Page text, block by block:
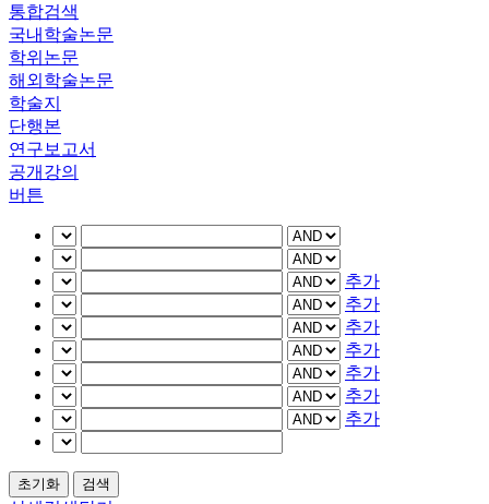
통합검색
국내학술논문
학위논문
해외학술논문
학술지
단행본
연구보고서
공개강의
버튼
추가
추가
추가
추가
추가
추가
추가